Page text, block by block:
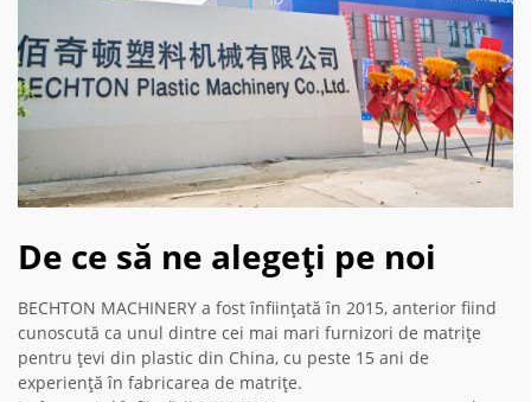
De ce să ne alegeți pe noi
BECHTON MACHINERY a fost înființată în 2015, anterior fiind
cunoscută ca unul dintre cei mai mari furnizori de matrițe
pentru țevi din plastic din China, cu peste 15 ani de
experiență în fabricarea de matrițe.